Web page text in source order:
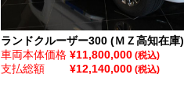
ランドクルーザー300 (ＭＺ高知在庫)
車両本体価格 ¥11,800,000 (税込)
支払総額 ¥12,140,000 (税込)